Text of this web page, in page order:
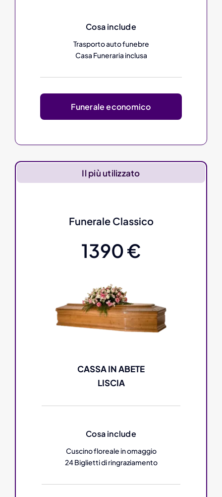
Cosa include
Trasporto auto funebre
Casa Funeraria inclusa
Funerale economico
Il più utilizzato
Funerale Classico
1390 €
CASSA IN ABETE
LISCIA
Cosa include
Cuscino floreale in omaggio
24 Biglietti di ringraziamento